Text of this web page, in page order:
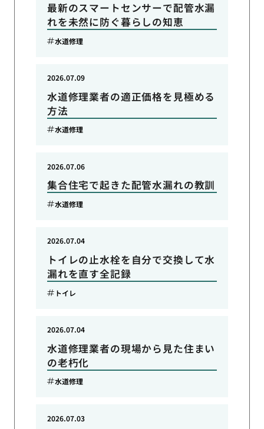
最新のスマートセンサーで配管水漏
れを未然に防ぐ暮らしの知恵
水道修理
水道修理業者の適正価格を見極める
方法
2026.07.09
水道修理
集合住宅で起きた配管水漏れの教訓
2026.07.06
水道修理
トイレの止水栓を自分で交換して水
漏れを直す全記録
2026.07.04
トイレ
水道修理業者の現場から見た住まい
の老朽化
2026.07.04
水道修理
2026.07.03